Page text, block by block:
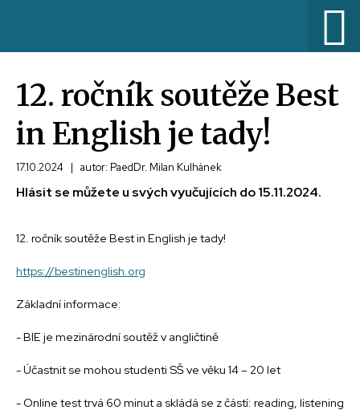
12. ročník soutěže Best
in English je tady!
17.10.2024 | autor: PaedDr. Milan Kulhánek
Hlásit se můžete u svých vyučujících do 15.11.2024.
12. ročník soutěže Best in English je tady!
https://bestinenglish.org
Základní informace:
- BIE je mezinárodní soutěž v angličtině
- Účastnit se mohou studenti SŠ ve věku 14 – 20 let
- Online test trvá 60 minut a skládá se z částí: reading, listening